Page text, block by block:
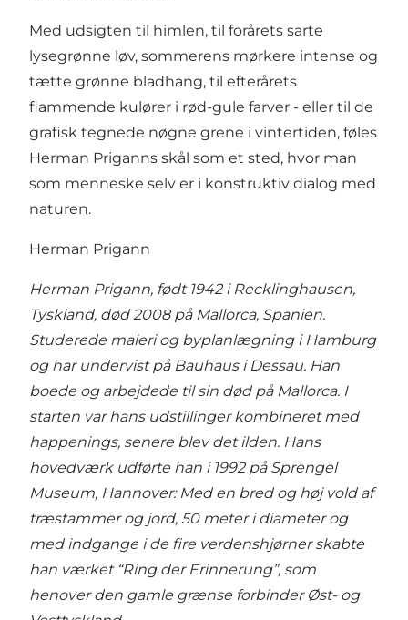
Med udsigten til himlen, til forårets sarte
lysegrønne løv, sommerens mørkere intense og
tætte grønne bladhang, til efterårets
flammende kulører i rød-gule farver - eller til de
grafisk tegnede nøgne grene i vintertiden, føles
Herman Priganns skål som et sted, hvor man
som menneske selv er i konstruktiv dialog med
naturen.
Herman Prigann
Herman Prigann, født 1942 i Recklinghausen,
Tyskland, død 2008 på Mallorca, Spanien.
Studerede maleri og byplanlægning i Hamburg
og har undervist på Bauhaus i Dessau. Han
boede og arbejdede til sin død på Mallorca. I
starten var hans udstillinger kombineret med
happenings, senere blev det ilden. Hans
hovedværk udførte han i 1992 på Sprengel
Museum, Hannover: Med en bred og høj vold af
træstammer og jord, 50 meter i diameter og
med indgange i de fire verdenshjørner skabte
han værket “Ring der Erinnerung”, som
henover den gamle grænse forbinder Øst- og